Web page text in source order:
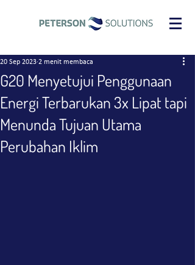
G20 Menyetujui Penggunaan
Energi Terbarukan 3x Lipat tapi
Menunda Tujuan Utama
Perubahan Iklim
20 Sep 2023 2 menit membaca